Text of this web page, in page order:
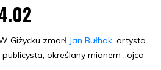
Giżycku zmarł Jan Bułhak, artysta
określany mianem „ojca